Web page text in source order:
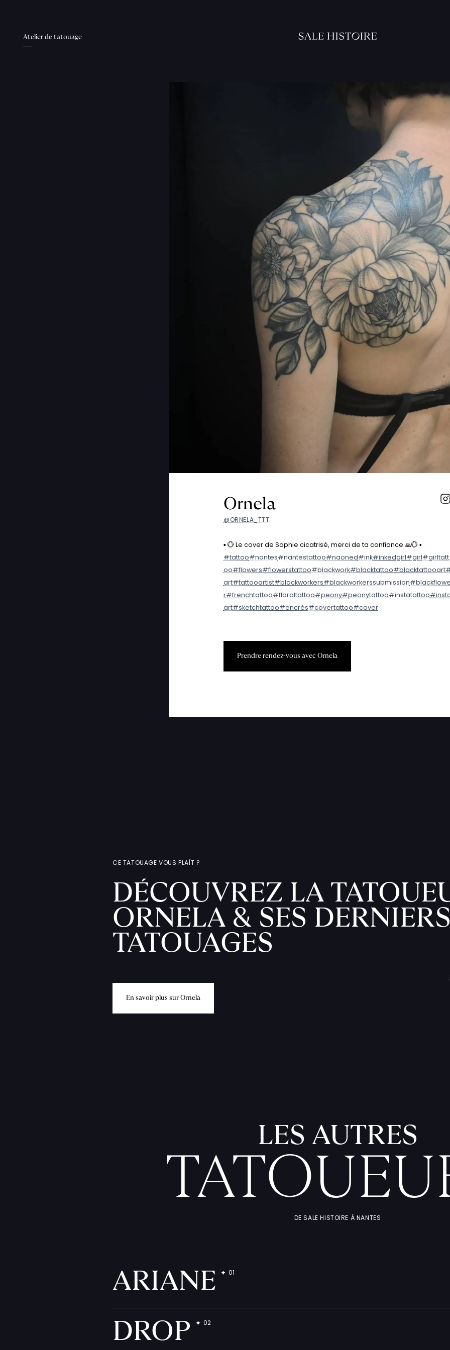
Atelier de tatouage
Ornela
@ORNELA_TTT
▪️ 💮 Le cover de Sophie cicatrisé, merci de ta confiance 🙏💮 ▪️
#tattoo#nantes#nantestattoo#naoned#ink#inkedgirl#girl#girltatt
oo#flowers#flowerstattoo#blackwork#blacktattoo#blacktattooart
art#tattooartist#blackworkers#blackworkerssubmission
r#frenchtattoo#floraltattoo#peony#peonytattoo#instatattoo
art#sketchtattoo#encrés#covertattoo#cover
Prendre rendez-vous avec Ornela
CE TATOUAGE VOUS PLAÎT ?
DÉCOUVREZ LA
ORNELA & SES
TATOUAGES
En savoir plus sur Ornela
LES AUTRES
DE SALE HISTOIRE À NANTES
ARIANE
DROP